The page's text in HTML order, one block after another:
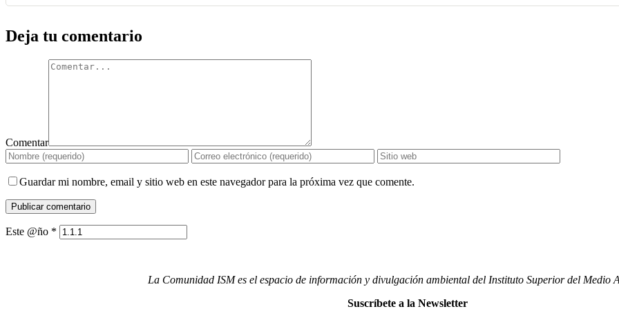
Deja tu comentario
Comentar
Guardar mi nombre, email y sitio web en este navegador para la próxima vez que comente.
Este @ño *
La Comunidad ISM es el espacio de información y divulgación ambiental del Instituto Superior del Medio
Suscríbete a la Newsletter